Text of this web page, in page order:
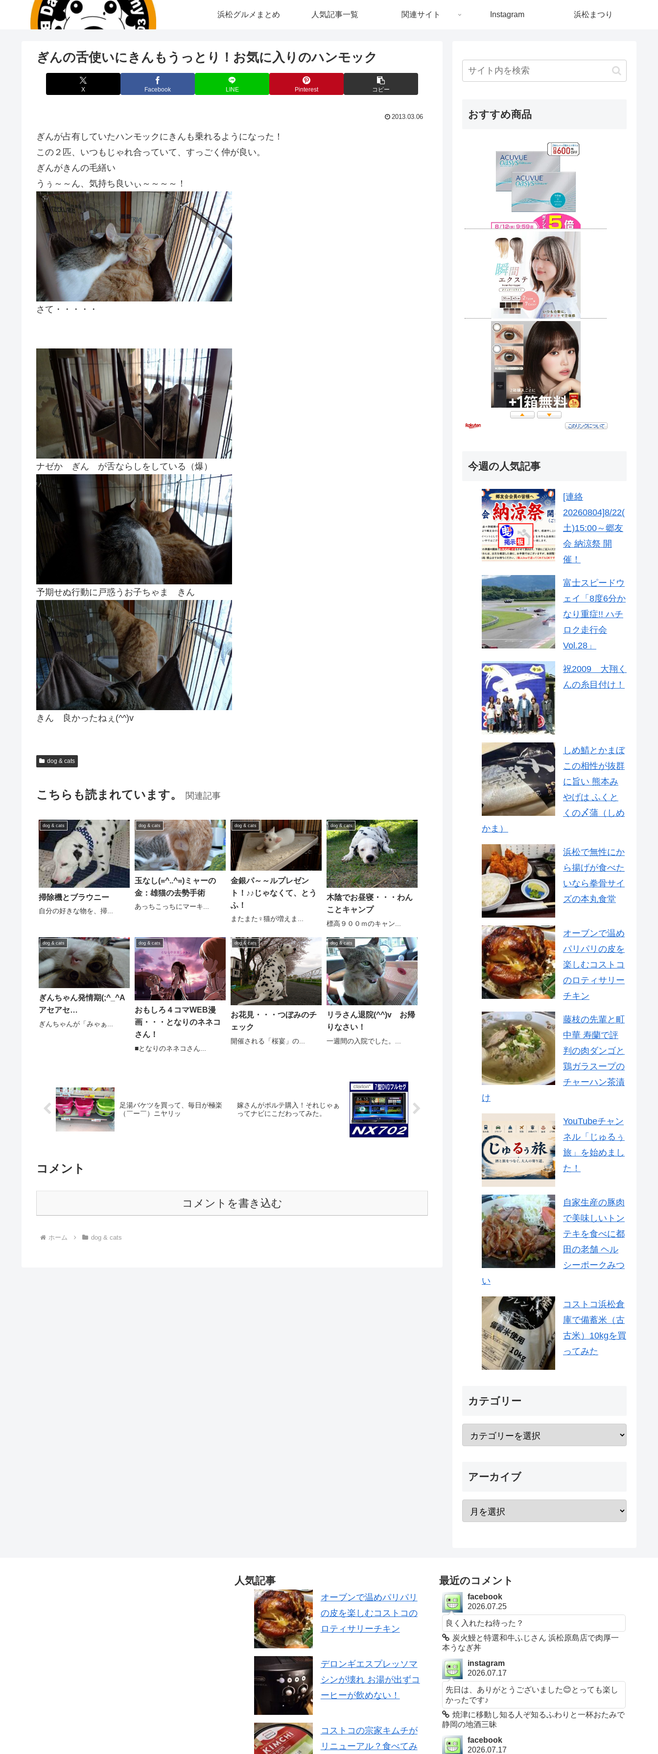
浜松グルメまとめ 人気記事一覧 関連サイト Instagram 浜松まつり
ぎんの舌使いにきんもうっとり！お気に入りのハンモック
X Facebook LINE Pinterest コピー
2013.03.06
ぎんが占有していたハンモックにきんも乗れるようになった！
この２匹、いつもじゃれ合っていて、すっごく仲が良い。
ぎんがきんの毛繕い
うぅ～～ん、気持ち良いぃ～～～～！
さて・・・・・
ナゼか ぎん が舌ならしをしている（爆）
予期せぬ行動に戸惑うお子ちゃま きん
きん 良かったねぇ(^^)v
dog & cats
こちらも読まれています。 関連記事
dog & cats
掃除機とブラウニー
自分の好きな物を、掃...
dog & cats
玉なし(=^..^=)ミャーの
金：雄猫の去勢手術
あっちこっちにマーキ...
dog & cats
金銀パ～～ルプレゼン
ト！♪♪じゃなくて、とう
ふ！
またまた♀猫が増えま...
dog & cats
木陰でお昼寝・・・わん
ことキャンプ
標高９００ｍのキャン...
dog & cats
ぎんちゃん発情期(;^_^A
アセアセ…
ぎんちゃんが「みゃぁ...
dog & cats
おもしろ４コマWEB漫
画・・・となりのネネコ
さん！
■となりのネネコさん...
dog & cats
お花見・・・つぼみのチ
ェック
開催される「桜宴」の...
dog & cats
リラさん退院(^^)v お帰
りなさい！
一週間の入院でした。...
足湯バケツを買って、毎日が極楽
（￣ー￣）ニヤリッ
嫁さんがポルテ購入！それじゃぁ
ってナビにこだわってみた。
コメント
コメントを書き込む
ホーム dog & cats
おすすめ商品
今週の人気記事
[連絡
20260804]8/22(
土)15:00～郷友
会 納涼祭 開
催！
富士スピードウ
ェイ「8度6分か
なり重症!! ハチ
ロク走行会
Vol.28」
祝2009 大翔く
んの糸目付け！
しめ鯖とかまぼ
この相性が抜群
に旨い 熊本み
やげは ふくと
くの〆蒲（しめ
かま）
浜松で無性にか
ら揚げが食べた
いなら拳骨サイ
ズの本丸食堂
オーブンで温め
パリパリの皮を
楽しむコストコ
のロティサリー
チキン
藤枝の先輩と町
中華 寿蘭で評
判の肉ダンゴと
鶏ガラスープの
チャーハン茶漬
け
YouTubeチャン
ネル「じゅるぅ
旅」を始めまし
た！
自家生産の豚肉
で美味しいトン
テキを食べに都
田の老舗 ヘル
シーポークみつ
い
コストコ浜松倉
庫で備蓄米（古
古米）10kgを買
ってみた
カテゴリー
アーカイブ
人気記事
オーブンで温めパリパリ
の皮を楽しむコストコの
ロティサリーチキン
デロンギエスプレッソマ
シンが壊れ お湯が出ずコ
ーヒーが飲めない！
コストコの宗家キムチが
リニューアル？食べてみ
最近のコメント
facebook
2026.07.25
良く入れたね待った？
炭火鰻と特選和牛ふじさん 浜松原島店で肉厚一
本うなぎ丼
instagram
2026.07.17
先日は、ありがとうございました😊とっても楽し
かったです♪
焼津に移動し知る人ぞ知るふわりと一杯おたみで
静岡の地酒三昧
facebook
2026.07.17